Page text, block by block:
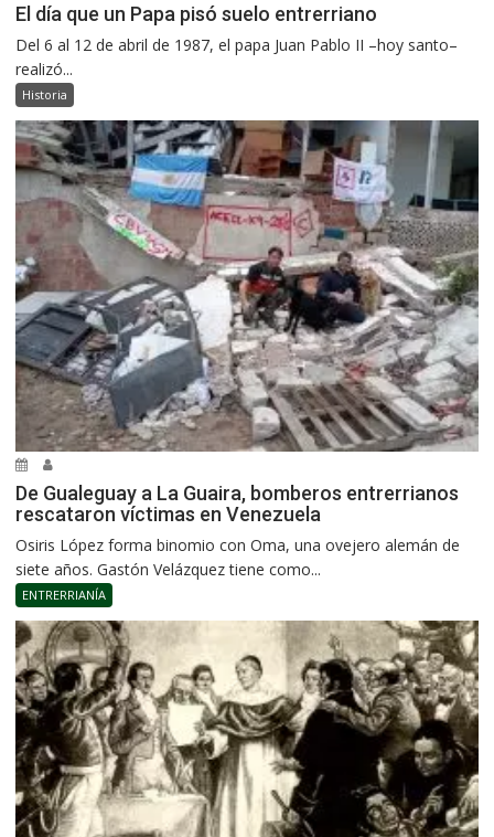
El día que un Papa pisó suelo entrerriano
Del 6 al 12 de abril de 1987, el papa Juan Pablo II –hoy santo–
realizó...
Historia
De Gualeguay a La Guaira, bomberos entrerrianos
rescataron víctimas en Venezuela
Osiris López forma binomio con Oma, una ovejero alemán de
siete años. Gastón Velázquez tiene como...
ENTRERRIANÍA